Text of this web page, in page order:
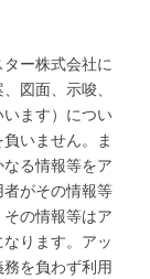
ー株式会社に
図面、示唆、
ます）につい
いません。ま
る情報等をア
がその情報等
の情報等はア
ります。アッ
を負わず利用